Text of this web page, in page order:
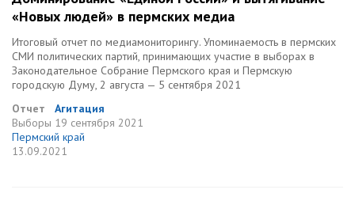
«Новых людей» в пермских медиа
Итоговый отчет по медиамониторингу. Упоминаемость в пермских
СМИ политических партий, принимающих участие в выборах в
Законодательное Собрание Пермского края и Пермскую
городскую Думу, 2 августа — 5 сентября 2021
Отчет
Агитация
Выборы 19 сентября 2021
Пермский край
13.09.2021